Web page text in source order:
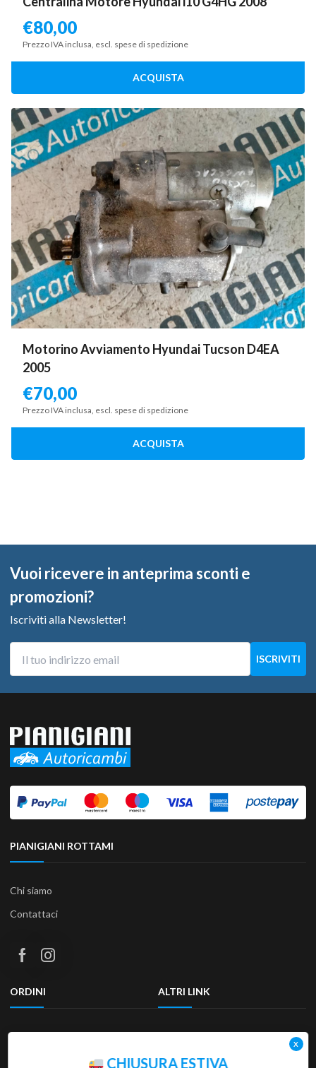
€80,00
Prezzo IVA inclusa, escl. spese di spedizione
ACQUISTA
Motorino Avviamento Hyundai Tucson D4EA
2005
€70,00
Prezzo IVA inclusa, escl. spese di spedizione
ACQUISTA
Vuoi ricevere in anteprima sconti e
promozioni?
Iscriviti alla Newsletter!
PIANIGIANI ROTTAMI
Chi siamo
Contattaci
ORDINI
Termini e condizioni
ALTRI LINK
Privacy Policy
Accessibilità
CHIUSURA ESTIVA